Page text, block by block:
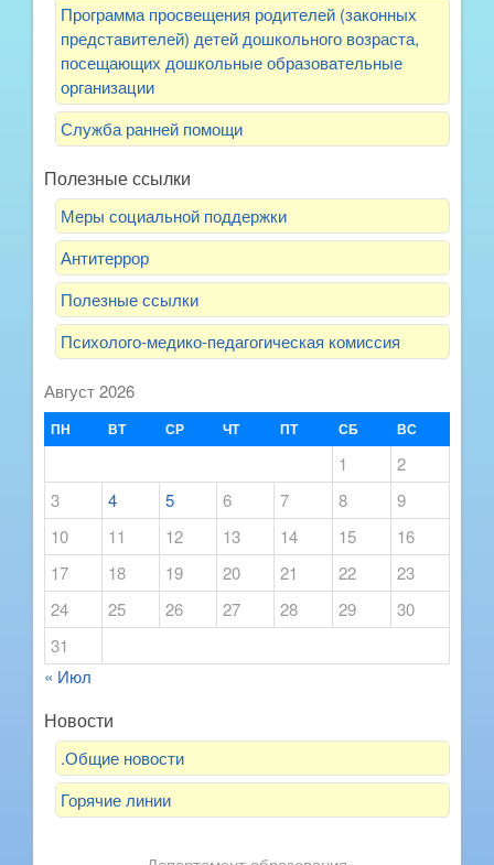
Программа просвещения родителей (законных
представителей) детей дошкольного возраста,
посещающих дошкольные образовательные
организации
Служба ранней помощи
Полезные ссылки
Меры социальной поддержки
Антитеррор
Полезные ссылки
Психолого-медико-педагогическая комиссия
Август 2026
ПН ВТ СР ЧТ ПТ СБ ВС
1
2
3
4 5 6 7 8
9
10
11 12 13 14 15
16
17
18 19 20 21 22
23
24
25 26 27 28 29
30
31
« Июл
Новости
.Общие новости
Горячие линии